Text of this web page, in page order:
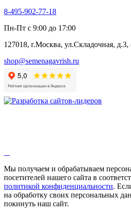
8-495-902-77-18
Пн-Пт с 9:00 до 17:00
127018, г.Москва, ул.Складочная, д.3,
shop@semenagavrish.ru
Мы получаем и обрабатываем
посетителей нашего сайта в
политикой конфиденциальности.
на обработку своих персональных
покинуть наш сайт.